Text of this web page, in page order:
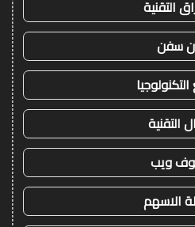
التقنية
سفن
التقنية
ويب
الاسهم